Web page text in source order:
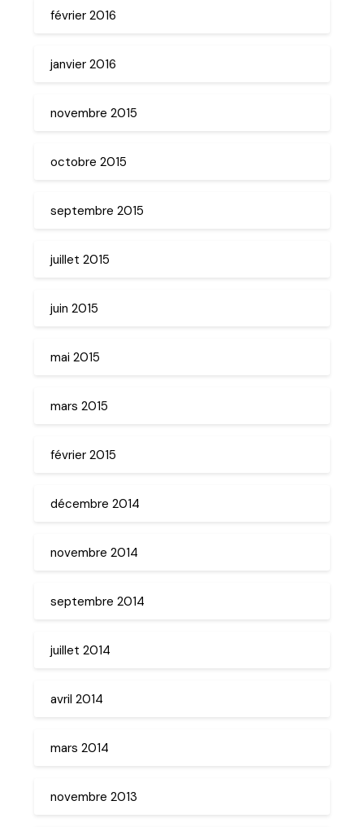
février 2016
janvier 2016
novembre 2015
octobre 2015
septembre 2015
juillet 2015
juin 2015
mai 2015
mars 2015
février 2015
décembre 2014
novembre 2014
septembre 2014
juillet 2014
avril 2014
mars 2014
novembre 2013